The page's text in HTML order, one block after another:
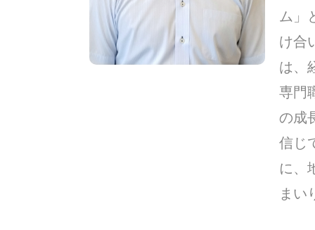
ム」
け合
は、
専門
の成
信じ
に、
まい